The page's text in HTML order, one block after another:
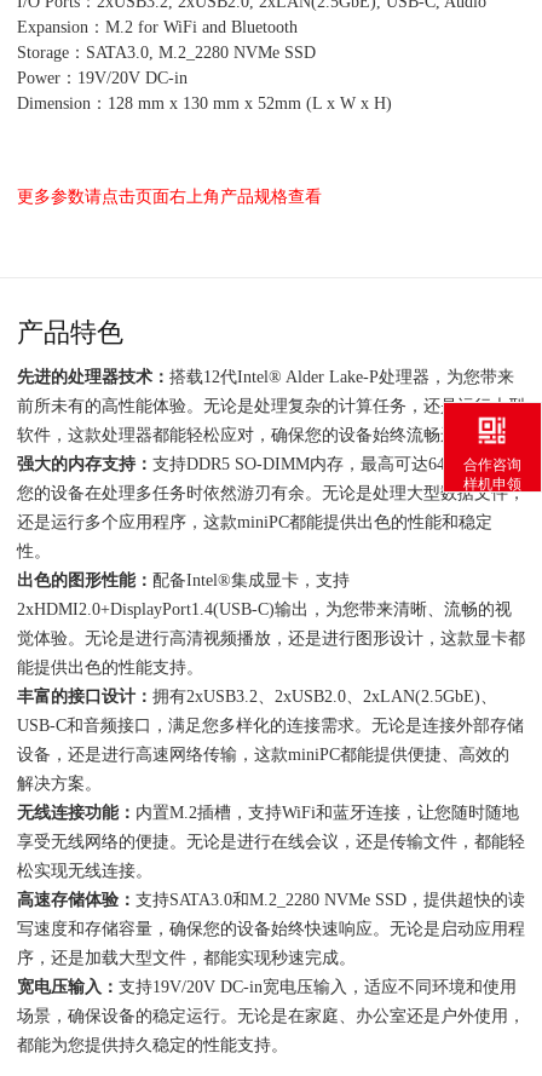
Expansion：M.2 for WiFi and Bluetooth
Storage：SATA3.0, M.2_2280 NVMe SSD
Power：19V/20V DC-in
Dimension：128 mm x 130 mm x 52mm (L x W x H)
更多参数请点击页面右上角产品规格查看
产品特色
先进的处理器技术： 搭载12代Intel® Alder Lake-P处理器，为您带来
前所未有的高性能体验。无论是处理复杂的计算任务，还是运行大型
软件，这款处理器都能轻松应对，确保您的设备始终流畅运行。
强大的内存支持： 支持DDR5 SO-DIMM内存，最高可达64GB，确保
您的设备在处理多任务时依然游刃有余。无论是处理大型数据文件，
还是运行多个应用程序，这款miniPC都能提供出色的性能和稳定
性。
出色的图形性能： 配备Intel®集成显卡，支持
2xHDMI2.0+DisplayPort1.4(USB-C)输出，为您带来清晰、流畅的视
觉体验。无论是进行高清视频播放，还是进行图形设计，这款显卡都
能提供出色的性能支持。
丰富的接口设计： 拥有2xUSB3.2、2xUSB2.0、2xLAN(2.5GbE)、
USB-C和音频接口，满足您多样化的连接需求。无论是连接外部存储
设备，还是进行高速网络传输，这款miniPC都能提供便捷、高效的
解决方案。
无线连接功能： 内置M.2插槽，支持WiFi和蓝牙连接，让您随时随地
享受无线网络的便捷。无论是进行在线会议，还是传输文件，都能轻
松实现无线连接。
高速存储体验： 支持SATA3.0和M.2_2280 NVMe SSD，提供超快的读
写速度和存储容量，确保您的设备始终快速响应。无论是启动应用程
序，还是加载大型文件，都能实现秒速完成。
宽电压输入： 支持19V/20V DC-in宽电压输入，适应不同环境和使用
场景，确保设备的稳定运行。无论是在家庭、办公室还是户外使用，
都能为您提供持久稳定的性能支持。
合作咨询
样机申领